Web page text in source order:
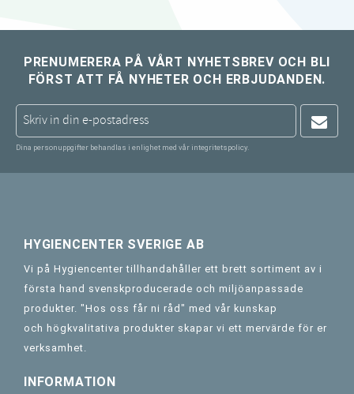
PRENUMERERA PÅ VÅRT NYHETSBREV OCH BLI
FÖRST ATT FÅ NYHETER OCH ERBJUDANDEN.
Dina personuppgifter behandlas i enlighet med vår integritetspolicy.
HYGIENCENTER SVERIGE AB
Vi på Hygiencenter tillhandahåller ett brett sortiment av i
första hand svenskproducerade och miljöanpassade
produkter. "Hos oss får ni råd" med vår kunskap
och högkvalitativa produkter skapar vi ett mervärde för er
verksamhet.
INFORMATION